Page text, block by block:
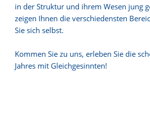
in der Struktur und ihrem Wesen jung
zeigen Ihnen die verschiedensten
Sie sich selbst.
Kommen Sie zu uns, erleben Sie die
Jahres mit Gleichgesinnten!